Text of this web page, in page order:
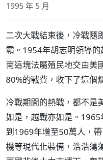
1995 年 5 月
二次大戰結束後，冷戰隨
霸。1954年胡志明領導
南這塊法屬殖民地交由美
80%的戰費，收下了這個
冷戰期間的熱戰，都不是
如是，越戰亦如是。
到1969年增至50萬人，
機等現代化裝備，浩浩蕩